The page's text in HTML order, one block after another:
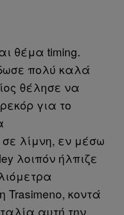
θέμα timing.
πολύ καλά
θέλησε να
για το
λίμνη, εν μέσω
λοιπόν ήλπιζε
κοντά
αυτή την